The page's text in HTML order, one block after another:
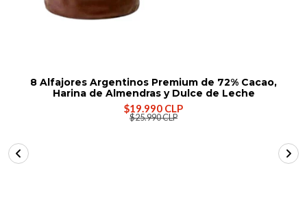
8 Alfajores Argentinos Premium de 72% Cacao,
Harina de Almendras y Dulce de Leche
$19.990 CLP
$25.990 CLP